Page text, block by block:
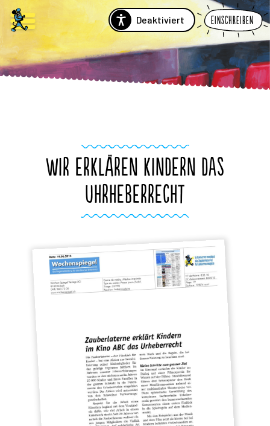
Deaktiviert Einschreiben
WIR ERKLÄREN KINDERN DAS
UHRHEBERRECHT